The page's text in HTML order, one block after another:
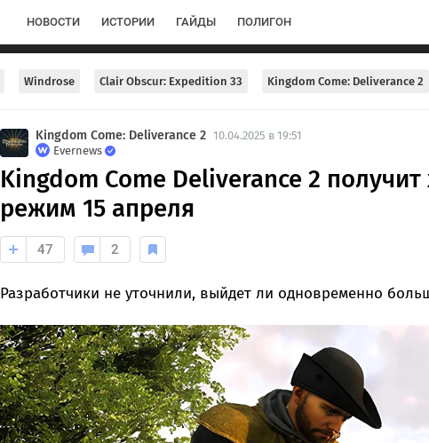
НОВОСТИ ИСТОРИИ ГАЙДЫ ПОЛИГОН
Windrose Clair Obscur: Expedition 33 Kingdom Come: Deliverance 2
Kingdom Come: Deliverance 2
10.04.2025 в 19:51
Evernews
Kingdom Come Deliverance 2
режим 15 апреля
47 2
Разработчики не уточнили, выйдет ли одновременно